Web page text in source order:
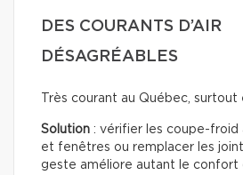
DES COURANTS D’AIR
DÉSAGRÉABLES
Très courant au Québec, surtout
Solution : vérifier les coupe-froid
et fenêtres ou remplacer les
geste améliore autant le confort